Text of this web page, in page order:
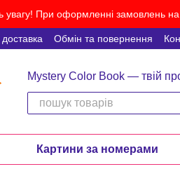
увагу! При оформленні замовлень
Обмін та повернення
Mystery Color Book — твій
Картини за номерами